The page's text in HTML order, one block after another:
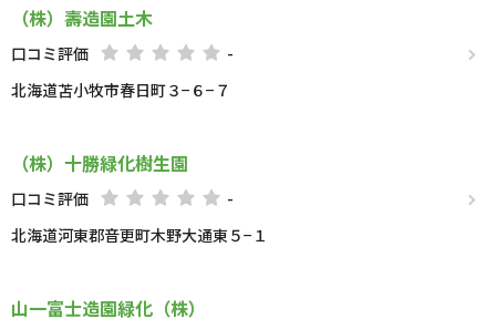
（株）壽造園土木
口コミ評価
-
北海道苫小牧市春日町３−６−７
（株）十勝緑化樹生園
口コミ評価
-
北海道河東郡音更町木野大通東５−１
山一富士造園緑化（株）